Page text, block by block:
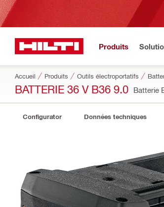
Produits
Accueil Produits Outils électroportatifs
BATTERIE 36 V B36 9.0 Batterie
Configurator Données techniques